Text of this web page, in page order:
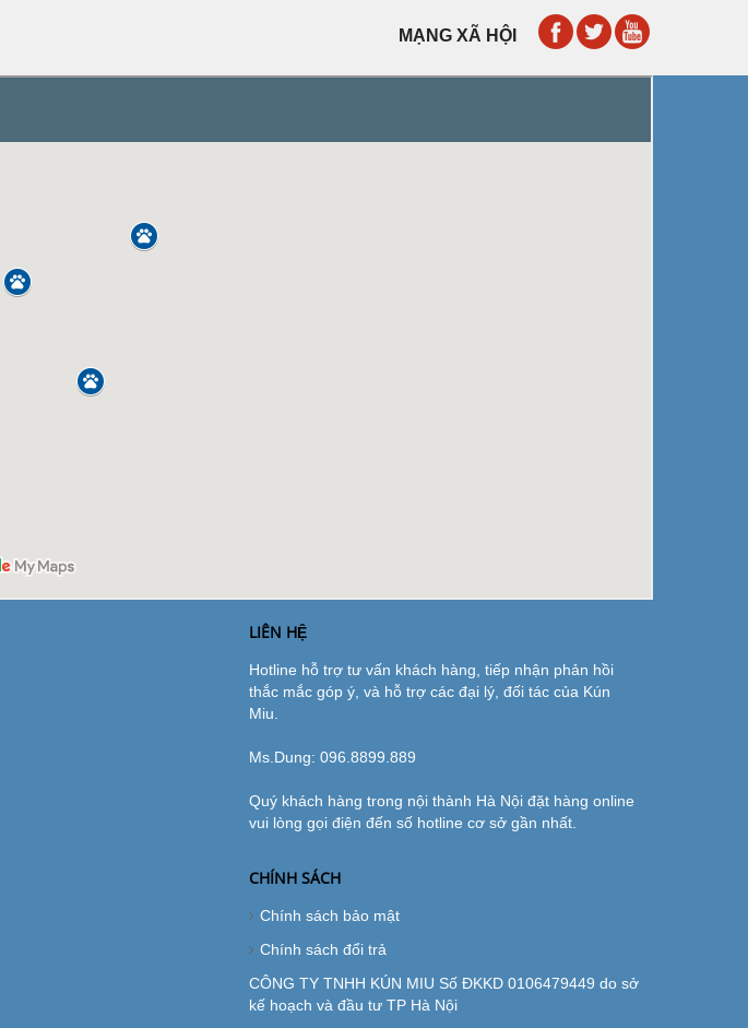
MẠNG XÃ HỘI
LIÊN HỆ
Hotline hỗ trợ tư vấn khách hàng, tiếp nhận phản hồi
thắc mắc góp ý, và hỗ trợ các đại lý, đối tác của Kún
Miu.
Ms.Dung: 096.8899.889
Quý khách hàng trong nội thành Hà Nội đặt hàng online
vui lòng gọi điện đến số hotline cơ sở gần nhất.
CHÍNH SÁCH
Chính sách bảo mật
Chính sách đổi trả
CÔNG TY TNHH KÚN MIU Số ĐKKD 0106479449 do sở
kế hoạch và đầu tư TP Hà Nội